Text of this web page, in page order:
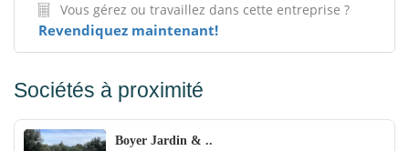
Vous gérez ou travaillez dans cette entreprise ?
Revendiquez maintenant!
Sociétés à proximité
Boyer Jardin & ..